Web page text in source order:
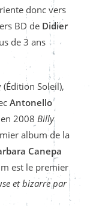
donc vers
BD de Didier
de 3 ans
(Édition Soleil),
Antonello
en 2008Billy
album de la
Canepa
est le premier
et bizarre par